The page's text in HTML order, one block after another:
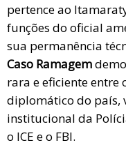
pertence ao
funções do oficial
sua permanência
Caso Ramagem
rara e eficiente entre
diplomático do país,
institucional da
o ICE e o FBI.